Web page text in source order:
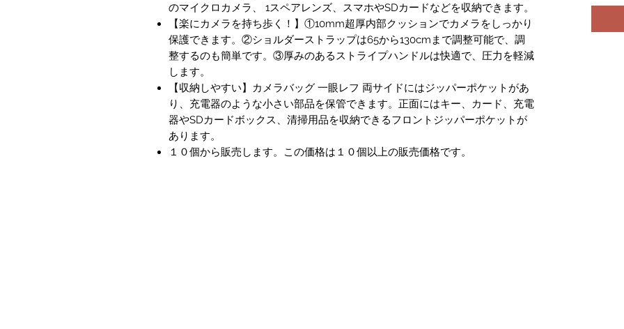
のマイクロカメラ、 1スペアレンズ、スマホやSDカードなどを収納できます。
【楽にカメラを持ち歩く！】①10mm超厚内部クッションでカメラをしっかり
保護できます。②ショルダーストラップは65から130cmまで調整可能で、調
整するのも簡単です。③厚みのあるストライプハンドルは快適で、圧力を軽減
します。
【収納しやすい】カメラバッグ 一眼レフ 両サイドにはジッパーポケットがあ
り、充電器のような小さい部品を保管できます。正面にはキー、カード、充電
器やSDカードボックス、清掃用品を収納できるフロントジッパーポケットが
あります。
１０個から販売します。この価格は１０個以上の販売価格です。